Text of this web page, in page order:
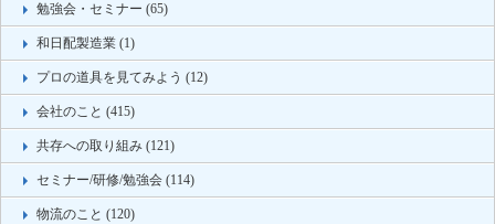
勉強会・セミナー (65)
和日配製造業 (1)
プロの道具を見てみよう (12)
会社のこと (415)
共存への取り組み (121)
セミナー/研修/勉強会 (114)
物流のこと (120)